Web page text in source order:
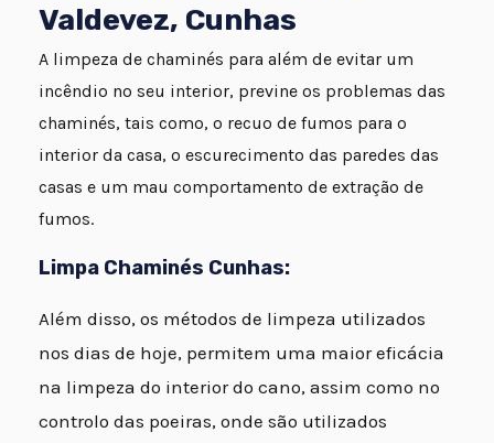
Valdevez, Cunhas
A limpeza de chaminés para além de evitar um
incêndio no seu interior, previne os problemas das
chaminés, tais como, o recuo de fumos para o
interior da casa, o escurecimento das paredes das
casas e um mau comportamento de extração de
fumos.
Limpa Chaminés Cunhas:
Além disso, os métodos de limpeza utilizados
nos dias de hoje, permitem uma maior eficácia
na limpeza do interior do cano, assim como no
controlo das poeiras, onde são utilizados